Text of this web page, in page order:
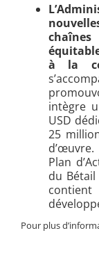
à la
intègre
USD
25
Plan
du
Pour plus